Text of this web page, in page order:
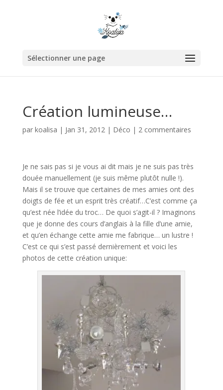
Sélectionner une page
Création lumineuse…
par koalisa | Jan 31, 2012| Déco | 2 commentaires
Je ne sais pas si je vous ai dit mais je ne suis pas très
douée manuellement (je suis même plutôt nulle !).
Mais il se trouve que certaines de mes amies ont des
doigts de fée et un esprit très créatif…C’est comme ça
qu’est née l’idée du troc… De quoi s’agit-il ? Imaginons
que je donne des cours d’anglais à la fille d’une amie,
et qu’en échange cette amie me fabrique… un lustre !
C’est ce qui s’est passé dernièrement et voici les
photos de cette création unique: